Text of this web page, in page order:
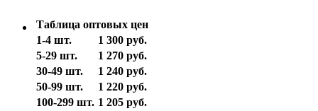
Таблица оптовых цен
1-4 шт.
1 300 руб.
5-29 шт.
1 270 руб.
30-49 шт.
1 240 руб.
50-99 шт.
1 220 руб.
100-299 шт. 1 205 руб.